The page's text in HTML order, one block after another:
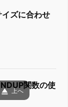
ズに合わせ
関数の使
 上へ